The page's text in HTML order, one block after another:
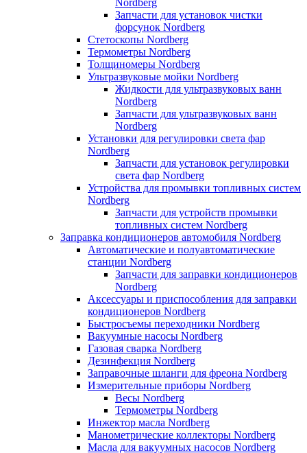
Запчасти для установок чистки
форсунок Nordberg
Стетоскопы Nordberg
Термометры Nordberg
Толщиномеры Nordberg
Ультразвуковые мойки Nordberg
Жидкости для ультразвуковых ванн
Nordberg
Запчасти для ультразвуковых ванн
Nordberg
Установки для регулировки света фар
Nordberg
Запчасти для установок регулировки
света фар Nordberg
Устройства для промывки топливных систем
Nordberg
Запчасти для устройств промывки
топливных систем Nordberg
Заправка кондиционеров автомобиля Nordberg
Автоматические и полуавтоматические
станции Nordberg
Запчасти для заправки кондиционеров
Nordberg
Аксессуары и приспособления для заправки
кондиционеров Nordberg
Быстросъемы переходники Nordberg
Вакуумные насосы Nordberg
Газовая сварка Nordberg
Дезинфекция Nordberg
Заправочные шланги для фреона Nordberg
Измерительные приборы Nordberg
Весы Nordberg
Термометры Nordberg
Инжектор масла Nordberg
Манометрические коллекторы Nordberg
Масла для вакуумных насосов Nordberg